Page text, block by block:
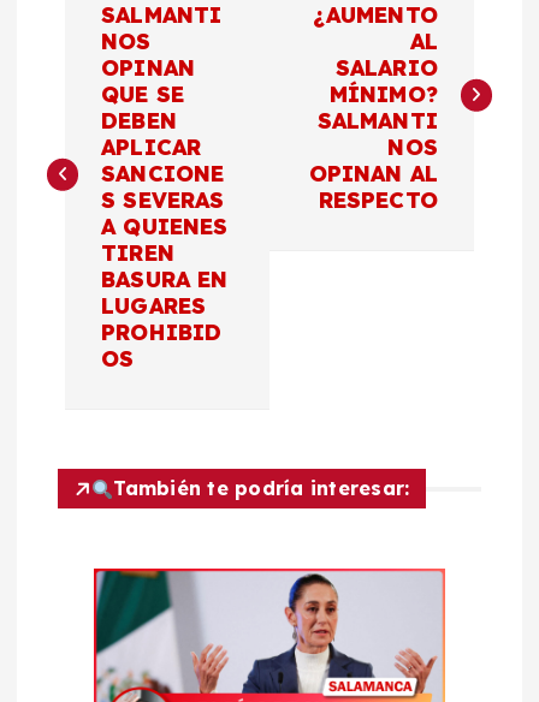
e
g
n
SALMANTI
NOS
OPINAN
QUE SE
DEBEN
APLICAR
SANCIONE
S SEVERAS
A QUIENES
TIREN
BASURA EN
LUGARES
PROHIBID
OS
¿AUMENTO
AL
SALARIO
MÍNIMO?
SALMANTI
NOS
OPINAN AL
RESPECTO
También te podría interesar: